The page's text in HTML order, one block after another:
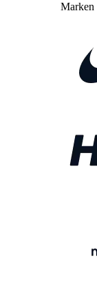
Marken